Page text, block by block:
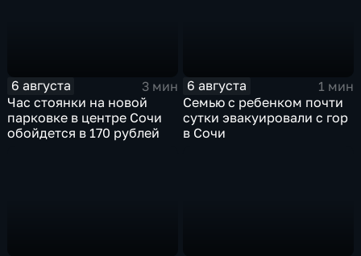
6 августа
3 мин
Час стоянки на новой
парковке в центре Сочи
обойдется в 170 рублей
6 августа
1 мин
Семью с ребенком почти
сутки эвакуировали с гор
в Сочи